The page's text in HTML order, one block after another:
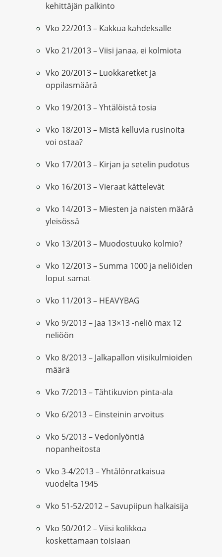
kehittäjän palkinto
Vko 22/2013 – Kakkua kahdeksalle
Vko 21/2013 – Viisi janaa, ei kolmiota
Vko 20/2013 – Luokkaretket ja
oppilasmäärä
Vko 19/2013 – Yhtälöistä tosia
Vko 18/2013 – Mistä kelluvia rusinoita
voi ostaa?
Vko 17/2013 – Kirjan ja setelin pudotus
Vko 16/2013 – Vieraat kättelevät
Vko 14/2013 – Miesten ja naisten määrä
yleisössä
Vko 13/2013 – Muodostuuko kolmio?
Vko 12/2013 – Summa 1000 ja neliöiden
loput samat
Vko 11/2013 – HEAVYBAG
Vko 9/2013 – Jaa 13×13 -neliö max 12
neliöön
Vko 8/2013 – Jalkapallon viisikulmioiden
määrä
Vko 7/2013 – Tähtikuvion pinta-ala
Vko 6/2013 – Einsteinin arvoitus
Vko 5/2013 – Vedonlyöntiä
nopanheitosta
Vko 3-4/2013 – Yhtälönratkaisua
vuodelta 1945
Vko 51-52/2012 – Savupiipun halkaisija
Vko 50/2012 – Viisi kolikkoa
koskettamaan toisiaan